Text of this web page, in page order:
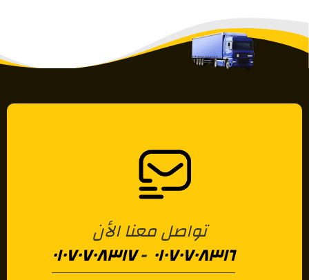
تواصل معنا الأن
٠١٠٧٠٧٠٨٣١٦ -٠١٠٧٠٧٠٨٣١٧